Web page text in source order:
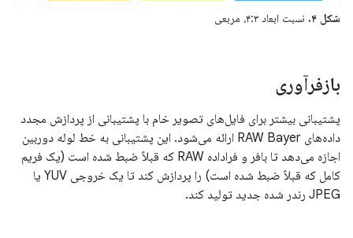
شکل ۴. نسبت ابعاد ۴:۳، مربعی
بازفرآوری
پشتیبانی بیشتر برای فایل‌های تصویر خام با پشتیبانی از پردازش مجدد
داده‌های RAW Bayer ارائه می‌شود. این پشتیبانی به خط لوله دوربین
اجازه می‌دهد تا بافر و فراداده RAW که قبلاً ضبط شده است (یک فریم
کامل که قبلاً ضبط شده است) را پردازش کند تا یک خروجی YUV یا
JPEG رندر شده جدید تولید کند.